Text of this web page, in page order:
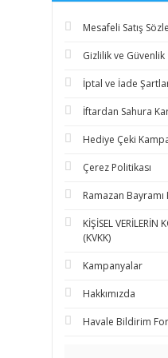
Mesafeli Satış
Gizlilik ve Güvenlik
İptal ve İade
İftardan Sahura
Hediye Çeki
Çerez Politikası
Ramazan Bayramı
KİŞİSEL
(KVKK)
Kampanyalar
Hakkımızda
Havale Bildirim